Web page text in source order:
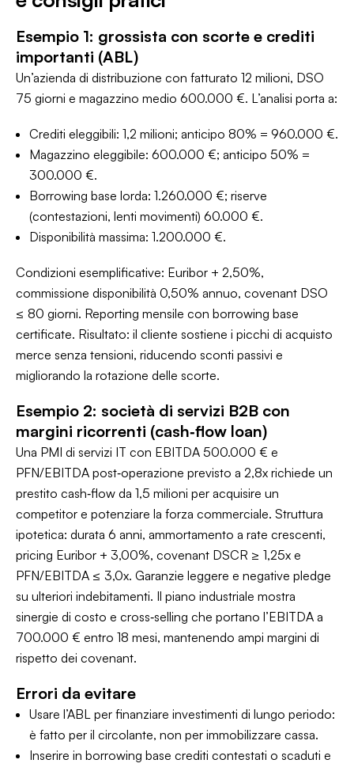
Esempio 1: grossista con scorte e crediti
importanti (ABL)
Un’azienda di distribuzione con fatturato 12 milioni, DSO
75 giorni e magazzino medio 600.000 €. L’analisi porta a:
Crediti eleggibili: 1,2 milioni; anticipo 80% = 960.000 €.
Magazzino eleggibile: 600.000 €; anticipo 50% =
300.000 €.
Borrowing base lorda: 1.260.000 €; riserve
(contestazioni, lenti movimenti) 60.000 €.
Disponibilità massima: 1.200.000 €.
Condizioni esemplificative: Euribor + 2,50%,
commissione disponibilità 0,50% annuo, covenant DSO
≤ 80 giorni. Reporting mensile con borrowing base
certificate. Risultato: il cliente sostiene i picchi di acquisto
merce senza tensioni, riducendo sconti passivi e
migliorando la rotazione delle scorte.
Esempio 2: società di servizi B2B con
margini ricorrenti (cash‑flow loan)
Una PMI di servizi IT con EBITDA 500.000 € e
PFN/EBITDA post‑operazione previsto a 2,8x richiede un
prestito cash‑flow da 1,5 milioni per acquisire un
competitor e potenziare la forza commerciale. Struttura
ipotetica: durata 6 anni, ammortamento a rate crescenti,
pricing Euribor + 3,00%, covenant DSCR ≥ 1,25x e
PFN/EBITDA ≤ 3,0x. Garanzie leggere e negative pledge
su ulteriori indebitamenti. Il piano industriale mostra
sinergie di costo e cross‑selling che portano l’EBITDA a
700.000 € entro 18 mesi, mantenendo ampi margini di
rispetto dei covenant.
Errori da evitare
Usare l’ABL per finanziare investimenti di lungo periodo:
è fatto per il circolante, non per immobilizzare cassa.
Inserire in borrowing base crediti contestati o scaduti e